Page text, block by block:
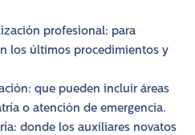
profesional: para
los últimos procedimientos y
que pueden incluir áreas
o atención de emergencia.
donde los auxiliares novatos